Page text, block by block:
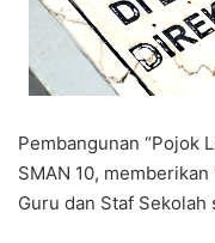
Pembangunan “Pojok
SMAN 10,
Guru dan Staf